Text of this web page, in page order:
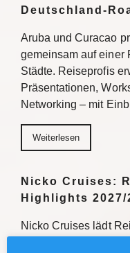
Deutschland-
Aruba und Curacao
gemeinsam auf einer
Städte. Reiseprofis
Präsentationen,
Networking – mit
Weiterlesen
Nicko Cruises:
Highlights 2027/
Nicko Cruises lädt